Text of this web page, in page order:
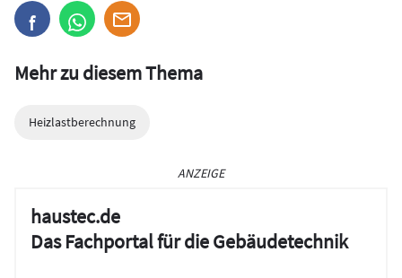
Mehr zu diesem Thema
Heizlastberechnung
ANZEIGE
haustec.de
Das Fachportal für die Gebäudetechnik